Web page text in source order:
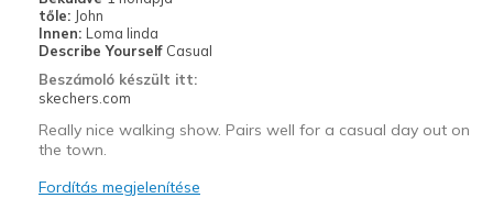
Casual Wear
Width
Feels true to width
Sizing
View On Shoes
Shoes are for Wearing
tőle: John
Innen: Loma linda
Describe Yourself Casual
Beszámoló készült itt:
skechers.com
Really nice walking show. Pairs well for a casual day out on
the town.
Fordítás megjelenítése